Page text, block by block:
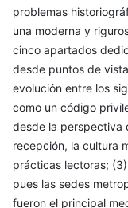
problemas
una moderna y
cinco apartados
desde puntos de
evolución entre los
como un código
desde la perspectiva
recepción, la cultura
prácticas lectoras;
pues las sedes
fueron el principal